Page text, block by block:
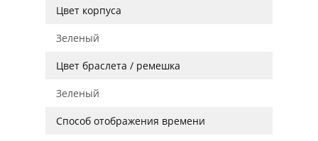
Цвет корпуса
Зеленый
Цвет браслета / ремешка
Зеленый
Способ отображения времени